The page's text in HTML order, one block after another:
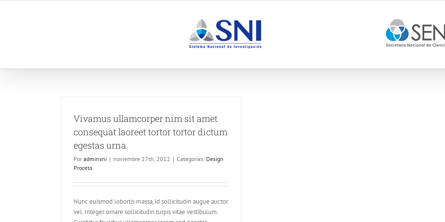
Vivamus ullamcorper nim sit amet
consequat laoreet tortor tortor dictum
egestas urna.
Por adminsni | noviembre 27th, 2012 | Categorías: Design
Process
Nunc euismod lobortis massa, id sollicitudin augue auctor
vel. Integer ornare sollicitudin turpis vitae vestibulum.